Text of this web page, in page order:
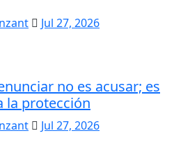
Jul 27, 2026
no es acusar; es
la protección
Jul 27, 2026